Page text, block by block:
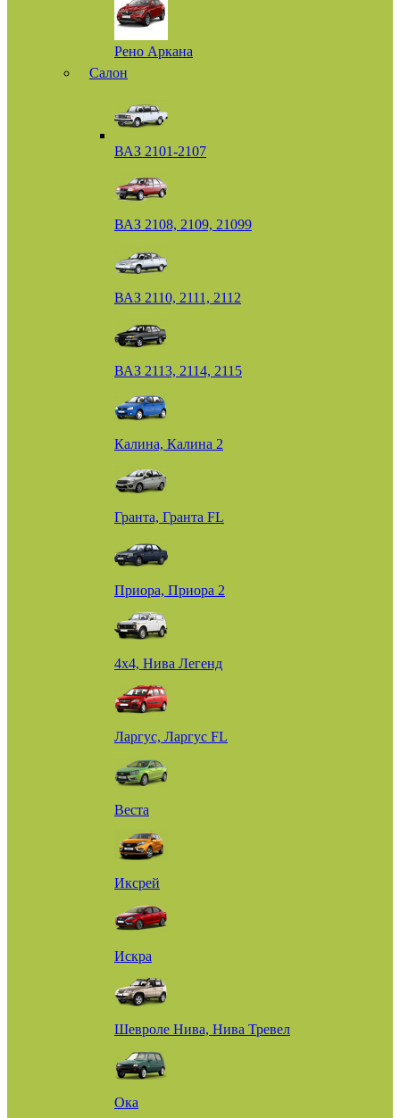
Рено Аркана
Салон
ВАЗ 2101-2107
ВАЗ 2108, 2109, 21099
ВАЗ 2110, 2111, 2112
ВАЗ 2113, 2114, 2115
Калина, Калина 2
Гранта, Гранта FL
Приора, Приора 2
4х4, Нива Легенд
Ларгус, Ларгус FL
Веста
Иксрей
Искра
Шевроле Нива, Нива Тревел
Ока